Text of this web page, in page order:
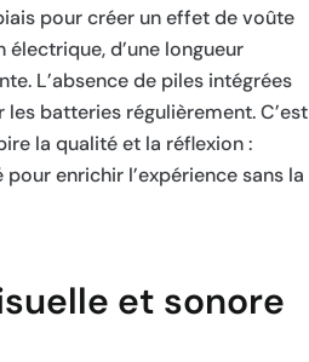
pour créer un effet de voûte
d’une longueur
L’absence de piles intégrées
batteries régulièrement. C’est
la qualité et la réflexion :
enrichir l’expérience sans la
et sonore